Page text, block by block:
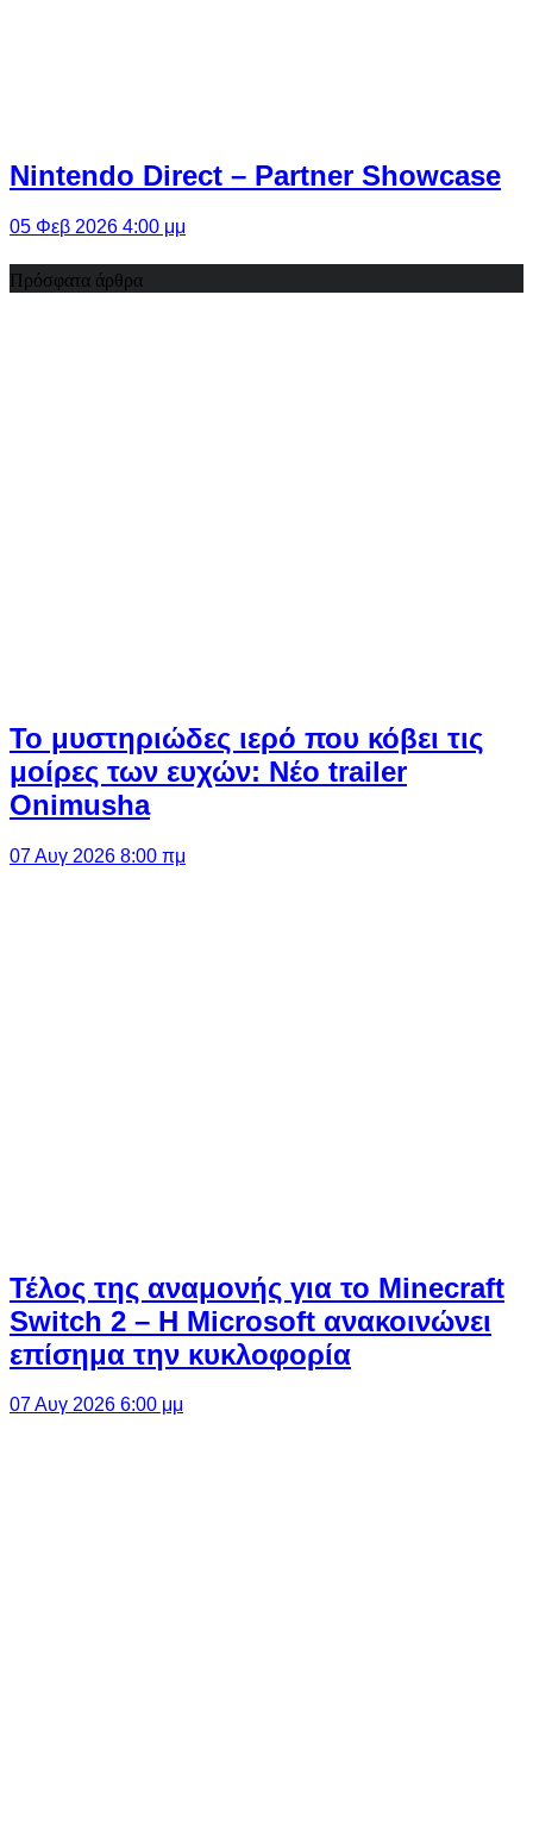
Nintendo Direct – Partner Showcase
05 Φεβ 2026 4:00 μμ
Πρόσφατα άρθρα
Το μυστηριώδες ιερό που κόβει τις
μοίρες των ευχών: Νέο trailer
Onimusha
07 Αυγ 2026 8:00 πμ
Τέλος της αναμονής για το Minecraft
Switch 2 – Η Microsoft ανακοινώνει
επίσημα την κυκλοφορία
07 Αυγ 2026 6:00 μμ